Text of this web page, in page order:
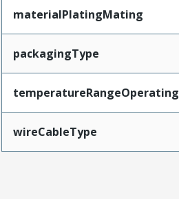
materialPlatingMating
packagingType
temperatureRangeOperating
wireCableType